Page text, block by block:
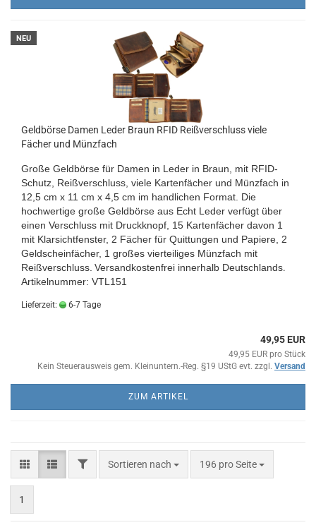
NEU
Geldbörse Damen Leder Braun RFID Reißverschluss viele
Fächer und Münzfach
Große Geldbörse für Damen in Leder in Braun, mit RFID-
Schutz, Reißverschluss, viele Kartenfächer und Münzfach in
12,5 cm x 11 cm x 4,5 cm im handlichen Format. Die
hochwertige große Geldbörse aus Echt Leder verfügt über
einen Verschluss mit Druckknopf, 15 Kartenfächer davon 1
mit Klarsichtfenster, 2 Fächer für Quittungen und Papiere, 2
Geldscheinfächer, 1 großes vierteiliges Münzfach mit
Reißverschluss. Versandkostenfrei innerhalb Deutschlands.
Artikelnummer: VTL151
Lieferzeit: 6-7 Tage
49,95 EUR
49,95 EUR pro Stück
Kein Steuerausweis gem. Kleinuntern.-Reg. §19 UStG evt. zzgl. Versand
ZUM ARTIKEL
FILTERSortieren nach
Sortieren nach 196 pro Seite
pro Seite
1